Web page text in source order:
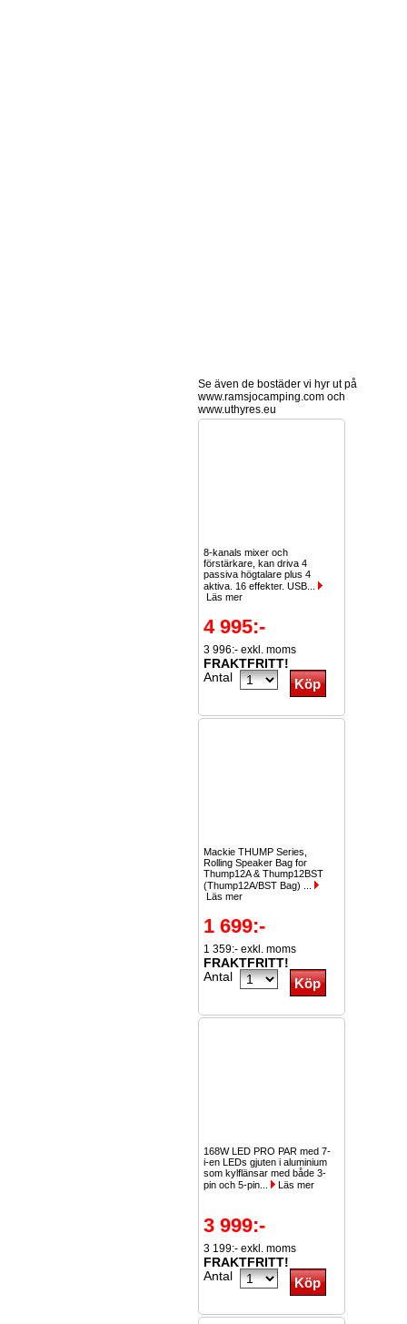
Se även de bostäder vi hyr ut på
www.ramsjocamping.com och
www.uthyres.eu
8-kanals mixer och
förstärkare, kan driva 4
passiva högtalare plus 4
aktiva. 16 effekter. USB...
Läs mer
4 995:-
3 996:- exkl. moms
FRAKTFRITT!
Antal
Mackie THUMP Series,
Rolling Speaker Bag for
Thump12A & Thump12BST
(Thump12A/BST Bag) ...
Läs mer
1 699:-
1 359:- exkl. moms
FRAKTFRITT!
Antal
168W LED PRO PAR med 7-
i-en LEDs gjuten i aluminium
som kylflänsar med både 3-
pin och 5-pin...
Läs mer
3 999:-
3 199:- exkl. moms
FRAKTFRITT!
Antal